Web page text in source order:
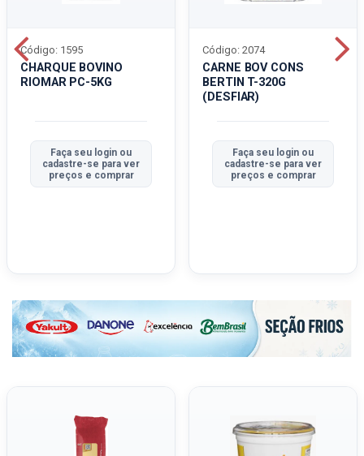
CHARQUE BOVINO
RIOMAR PC-5KG
Código: 1595
Faça seu login ou
cadastre-se para ver
preços e comprar
CARNE BOV CONS
BERTIN T-320G
(DESFIAR)
Código: 2074
Faça seu login ou
cadastre-se para ver
preços e comprar